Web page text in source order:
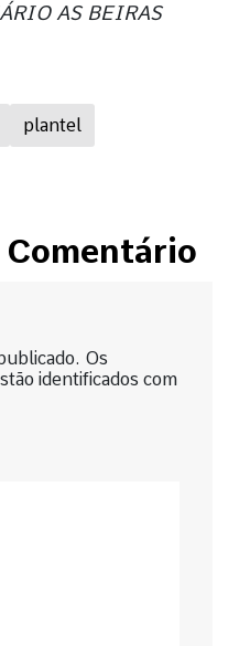
plantel
AS BEIRAS
Comentário
Os
identificados com